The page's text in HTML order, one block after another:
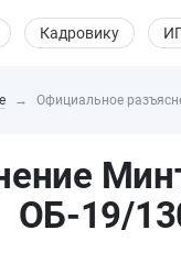
Кадровику
Официальное
ОБ-19/